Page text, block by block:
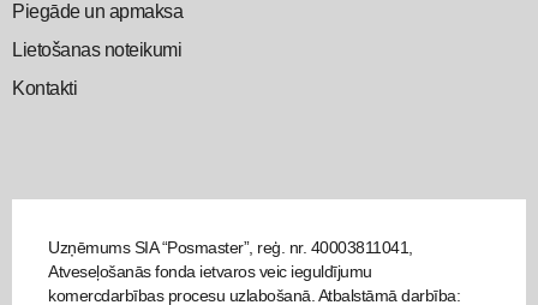
Piegāde un apmaksa
Lietošanas noteikumi
Kontakti
Uzņēmums SIA “Posmaster”, reģ. nr. 40003811041,
Atveseļošanās fonda ietvaros veic ieguldījumu
komercdarbības procesu uzlabošanā. Atbalstāmā darbība: